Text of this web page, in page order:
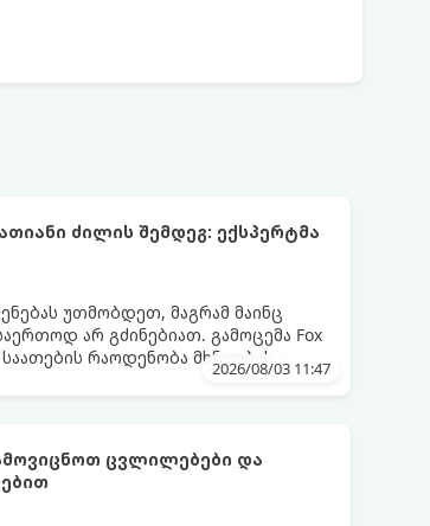
ძილის შემდეგ: ექსპერტმა
უთმობდეთ, მაგრამ მაინც
არ გძინებიათ. გამოცემა Fox
რაოდენობა მხნეობის2026/08/03 11:47
ცვლილებები და